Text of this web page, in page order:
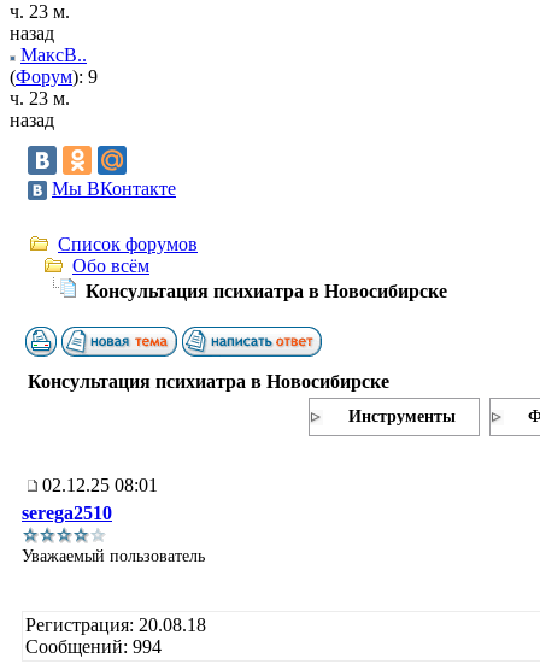
ч. 23 м.
назад
МаксВ..
(Форум): 9
ч. 23 м.
назад
Мы ВКонтакте
Список форумов
Обо всём
Консультация психиатра в Новосибирске
Консультация психиатра в Новосибирске
Инструменты
02.12.25 08:01
serega2510
Уважаемый пользователь
Регистрация: 20.08.18
Сообщений: 994